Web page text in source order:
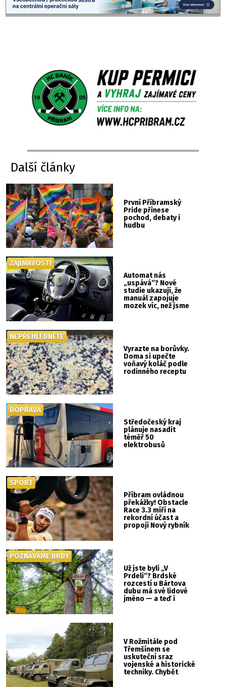
Další články
První Příbramský
Pride přinese
pochod, debaty i
hudbu
Automat nás
„uspává“? Nové
studie ukazují, že
manuál zapojuje
mozek víc, než jsme
ZAJÍMAVOSTI
Vyrazte na borůvky.
Doma si upečte
voňavý koláč podle
rodinného receptu
NEPŘEHLÉDNĚTE
Středočeský kraj
plánuje nasadit
téměř 50
elektrobusů
DOPRAVA
Příbram ovládnou
překážky! Obstacle
Race 3.3 míří na
rekordní účast a
propojí Nový rybník
SPORT
Už jste byli „V
Prdeli“? Brdské
rozcestí u Bártova
dubu má své lidové
jméno — a teď i
POZNÁVÁME BRDY
V Rožmitále pod
Třemšínem se
uskuteční sraz
vojenské a historické
techniky. Chybět